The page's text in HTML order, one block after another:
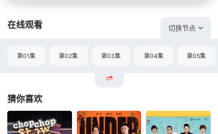
在线观看 切换节点
第01集 第02集 第03集 第04集 第05集
猜你喜欢